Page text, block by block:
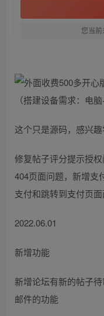
您当
这个只是源码，感兴
修复帖子评分提示授
404页面问题，新增支
支付和跳转到支付页
2022.06.01
新增功能
新增论坛有新的帖子
邮件的功能